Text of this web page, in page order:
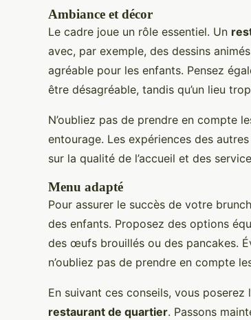
Ambiance et décor
Le cadre joue un rôle essentiel. Un
avec, par exemple, des dessins
agréable pour les enfants. Pensez
être désagréable, tandis qu’un lieu
N’oubliez pas de prendre en compte
entourage. Les expériences des
sur la qualité de l’accueil et des
Menu adapté
Pour assurer le succès de votre
des enfants. Proposez des options
des œufs brouillés ou des pancakes.
n’oubliez pas de prendre en compte
En suivant ces conseils, vous poserez
restaurant de quartier. Passons